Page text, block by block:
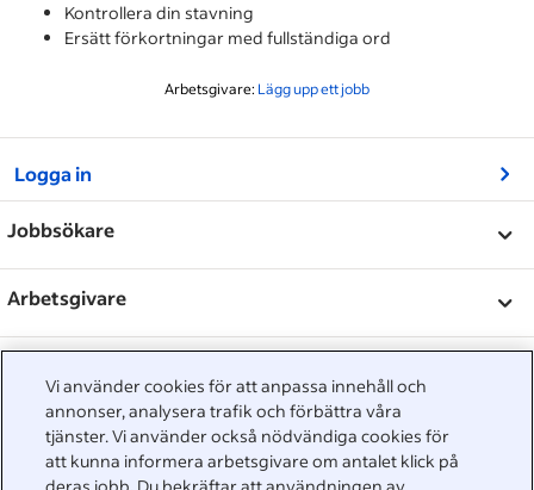
Vi använder cookies för att anpassa innehåll och
annonser, analysera trafik och förbättra våra
tjänster. Vi använder också nödvändiga cookies för
att kunna informera arbetsgivare om antalet klick på
Kontrollera din stavning
Ersätt förkortningar med fullständiga ord
Arbetsgivare: Lägg upp ett jobb
Logga in
Jobbsökare
Hjälp
Företagsrecensioner
Karriärråd
Bläddra bland jobb
Arbetsgivare
Hjälpcenter
Event för arbetsgivare
&nbsp;
Om oss
Cookies
&nbsp;
©2026 Indeed
Tillgänglighet på Indeed Sekretesscenter och annonsval